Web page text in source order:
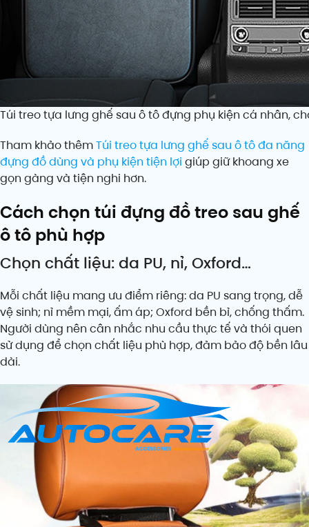
Túi treo tựa lưng ghế sau ô tô đựng phụ kiện cá nhân,
Tham khảo thêmTúi treo tựa lưng ghế sau ô tô đa năng
đựng đồ dùng và phụ kiện tiện lợi giúp giữ khoang xe
gọn gàng và tiện nghi hơn.
Cách chọn túi đựng đồ treo sau ghế
ô tô phù hợp
Chọn chất liệu: da PU, nỉ, Oxford…
Mỗi chất liệu mang ưu điểm riêng: da PU sang trọng, dễ
vệ sinh; nỉ mềm mại, ấm áp; Oxford bền bỉ, chống thấm.
Người dùng nên cân nhắc nhu cầu thực tế và thói quen
sử dụng để chọn chất liệu phù hợp, đảm bảo độ bền lâu
dài.